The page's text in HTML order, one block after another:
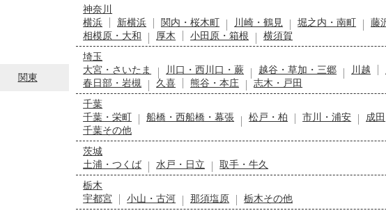
関東
神奈川
横浜
新横浜 関内・桜木町 川崎・鶴見 堀之内・南町
藤
相模原・大和
厚木 小田原・箱根
横須賀
埼玉
大宮・さいたま
川口・西川口・蕨 越谷・草加・三郷 川越
春日部・岩槻
久喜 熊谷・本庄
志木・戸田
千葉
千葉・栄町
船橋・西船橋・幕張 松戸・柏 市川・浦安 成田
千葉その他
茨城
土浦・つくば
水戸・日立
取手・牛久
栃木
宇都宮
小山・古河 那須塩原
栃木その他